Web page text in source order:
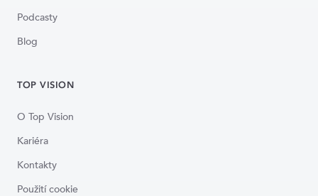
Podcasty
Blog
TOP VISION
O Top Vision
Kariéra
Kontakty
Použití cookie